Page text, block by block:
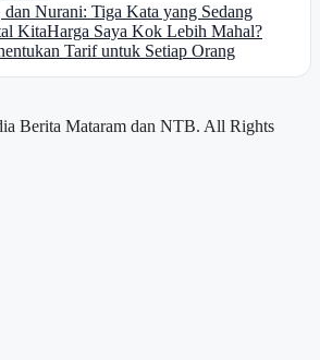
Nurani: Tiga Kata yang Sedang
KitaHarga Saya Kok Lebih Mahal?
Tarif untuk Setiap Orang
Berita Mataram dan NTB. All Rights